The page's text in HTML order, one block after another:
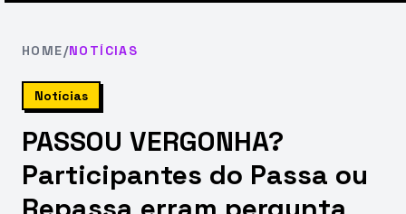
HOME/NOTÍCIAS
Notícias
PASSOU VERGONHA?
Participantes do Passa ou